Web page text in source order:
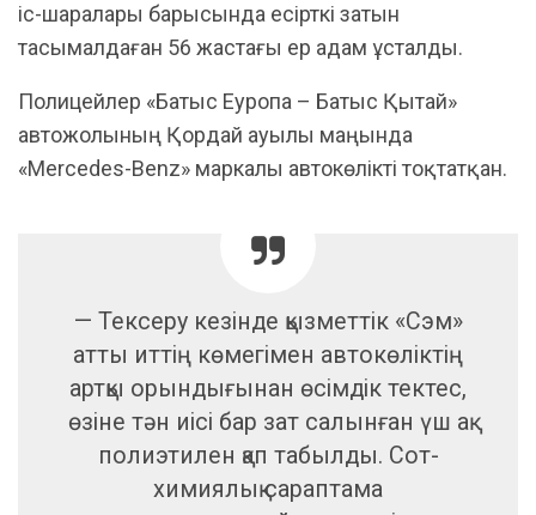
іс-шаралары барысында есірткі затын
тасымалдаған 56 жастағы ер адам ұсталды.
Полицейлер «Батыс Еуропа – Батыс Қытай»
автожолының Қордай ауылы маңында
«Mercedes-Benz» маркалы автокөлікті тоқтатқан.
— Тексеру кезінде қызметтік «Сэм»
атты иттің көмегімен автокөліктің
артқы орындығынан өсімдік тектес,
өзіне тән иісі бар зат салынған үш ақ
полиэтилен қап табылды. Сот-
химиялық сараптама